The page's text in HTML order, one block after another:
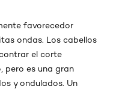
favorecedor
ondas. Los cabellos
el corte
pero es una gran
y ondulados. Un